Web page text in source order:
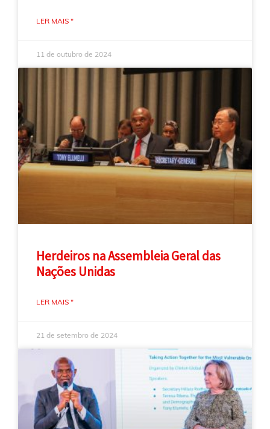
LER MAIS "
11 de outubro de 2024
Herdeiros na Assembleia Geral das
Nações Unidas
LER MAIS "
21 de setembro de 2024